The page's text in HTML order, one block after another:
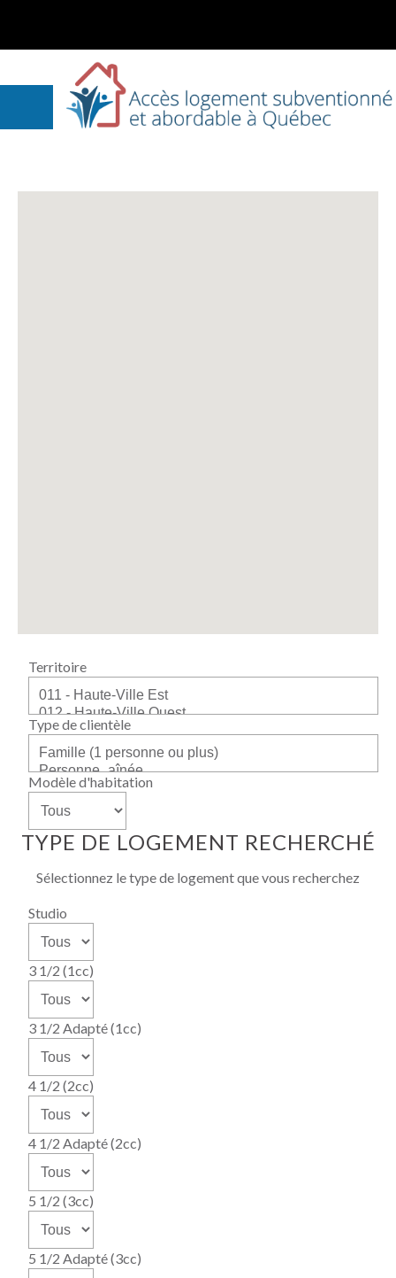
Territoire
Type de clientèle
Modèle d'habitation
TYPE DE LOGEMENT RECHERCHÉ
Sélectionnez le type de logement que vous recherchez
Studio
3 1/2 (1cc)
3 1/2 Adapté (1cc)
4 1/2 (2cc)
4 1/2 Adapté (2cc)
5 1/2 (3cc)
5 1/2 Adapté (3cc)